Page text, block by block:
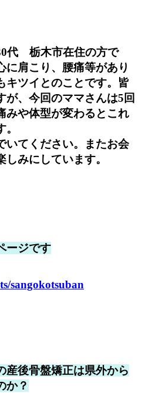
代 栃木市在住の方で
に肩こり、腰痛等があり
キツイとのことです。皆
が、今回のママさんは5回
みや体型が変わるとこれ
いてください。またお会
みにしています。
ージです
sangokotsuban
産後骨盤矯正は県外から
か？